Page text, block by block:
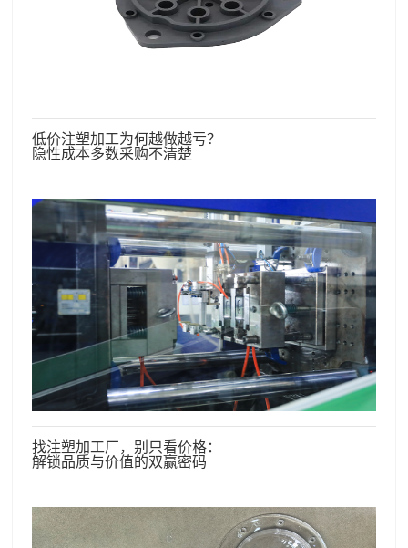
低价注塑加工为何越做越亏？
隐性成本多数采购不清楚
找注塑加工厂，别只看价格：
解锁品质与价值的双赢密码